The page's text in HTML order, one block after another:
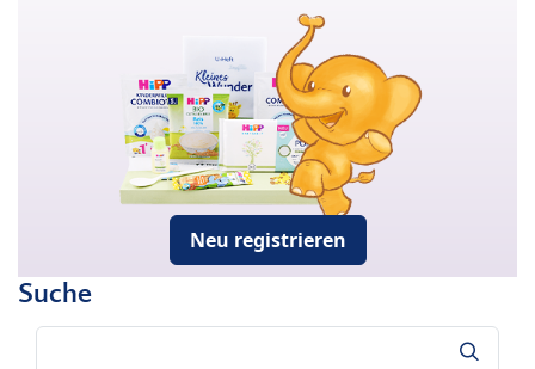
Neu registrieren
Suche